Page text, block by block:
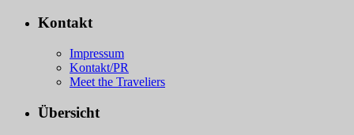
Kontakt
Impressum
Kontakt/PR
Meet the Traveliers
Übersicht